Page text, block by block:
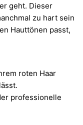
geht. Dieser
zu hart sein
Hauttönen passt,
roten Haar
professionelle